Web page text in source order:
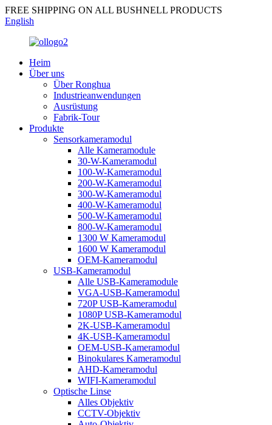
FREE SHIPPING ON ALL BUSHNELL PRODUCTS
English
Heim
Über uns
Über Ronghua
Industrieanwendungen
Ausrüstung
Fabrik-Tour
Produkte
Sensorkameramodul
Alle Kameramodule
30-W-Kameramodul
100-W-Kameramodul
200-W-Kameramodul
300-W-Kameramodul
400-W-Kameramodul
500-W-Kameramodul
800-W-Kameramodul
1300 W Kameramodul
1600 W Kameramodul
OEM-Kameramodul
USB-Kameramodul
Alle USB-Kameramodule
VGA-USB-Kameramodul
720P USB-Kameramodul
1080P USB-Kameramodul
2K-USB-Kameramodul
4K-USB-Kameramodul
OEM-USB-Kameramodul
Binokulares Kameramodul
AHD-Kameramodul
WIFI-Kameramodul
Optische Linse
Alles Objektiv
CCTV-Objektiv